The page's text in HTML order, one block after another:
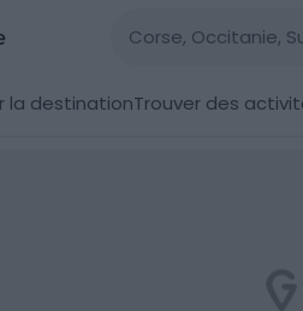
la destinationTrouver des